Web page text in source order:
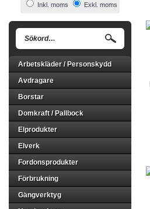
Inkl. moms Exkl. moms
Arbetskläder / Personskydd
Avdragare
Borstar
Domkraft / Pallbock
Elprodukter
Elverk
Fordonsprodukter
Förbrukning
Gängverktyg